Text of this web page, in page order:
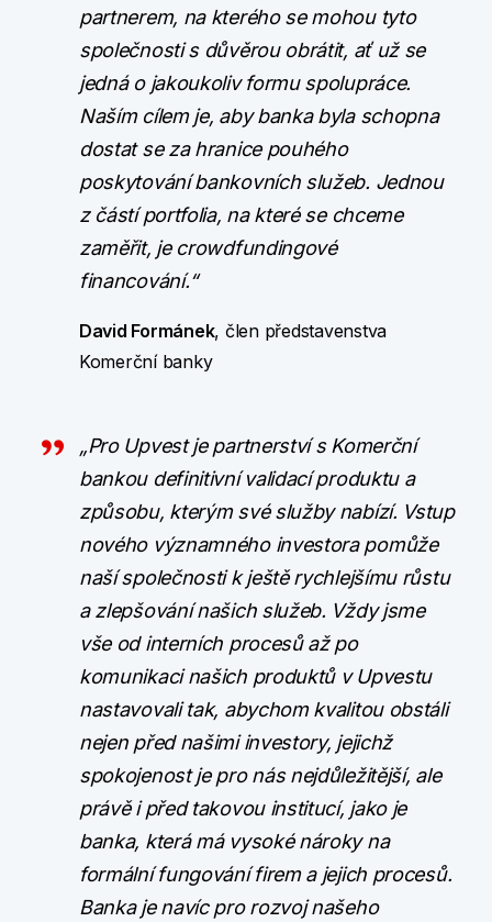
partnerem, na kterého se mohou tyto
společnosti s důvěrou obrátit, ať už se
jedná o jakoukoliv formu spolupráce.
Naším cílem je, aby banka byla schopna
dostat se za hranice pouhého
poskytování bankovních služeb. Jednou
z částí portfolia, na které se chceme
zaměřit, je crowdfundingové
financování.“
David Formánek, člen představenstva
Komerční banky
„Pro Upvest je partnerství s Komerční
bankou definitivní validací produktu a
způsobu, kterým své služby nabízí. Vstup
nového významného investora pomůže
naší společnosti k ještě rychlejšímu růstu
a zlepšování našich služeb. Vždy jsme
vše od interních procesů až po
komunikaci našich produktů v Upvestu
nastavovali tak, abychom kvalitou obstáli
nejen před našimi investory, jejichž
spokojenost je pro nás nejdůležitější, ale
právě i před takovou institucí, jako je
banka, která má vysoké nároky na
formální fungování firem a jejich procesů.
Banka je navíc pro rozvoj našeho